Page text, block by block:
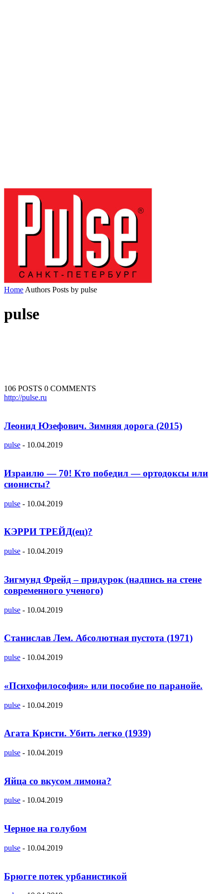
Home Authors Posts by pulse
pulse
106 POSTS 0 COMMENTS
http://pulse.ru
Леонид Юзефович. Зимняя дорога (2015)
pulse - 10.04.2019
Израилю — 70! Кто победил — ортодоксы или
сионисты?
pulse - 10.04.2019
КЭРРИ ТРЕЙД(ец)?
pulse - 10.04.2019
Зигмунд Фрейд – придурок (надпись на стене
современного ученого)
pulse - 10.04.2019
Станислав Лем. Абсолютная пустота (1971)
pulse - 10.04.2019
«Психофилософия» или пособие по паранойе.
pulse - 10.04.2019
Агата Кристи. Убить легко (1939)
pulse - 10.04.2019
Яйца со вкусом лимона?
pulse - 10.04.2019
Черное на голубом
pulse - 10.04.2019
Брюгге потек урбанистикой